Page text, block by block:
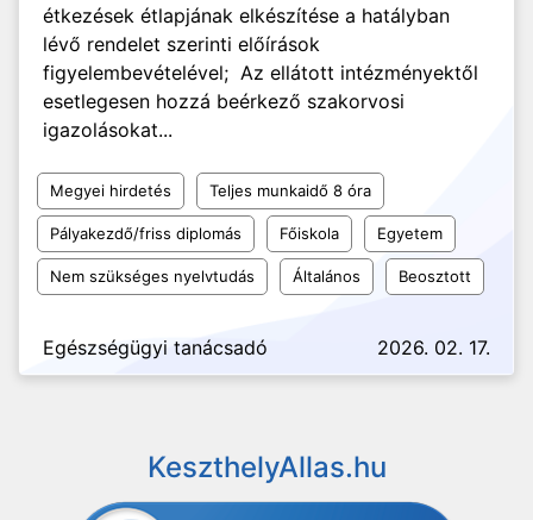
étkezések étlapjának elkészítése a hatályban
lévő rendelet szerinti előírások
figyelembevételével; Az ellátott intézményektől
esetlegesen hozzá beérkező szakorvosi
igazolásokat...
Megyei hirdetés Teljes munkaidő 8 óra
Pályakezdő/friss diplomás Főiskola Egyetem
Nem szükséges nyelvtudás Általános Beosztott
Egészségügyi tanácsadó 2026. 02. 17.
KeszthelyAllas.hu